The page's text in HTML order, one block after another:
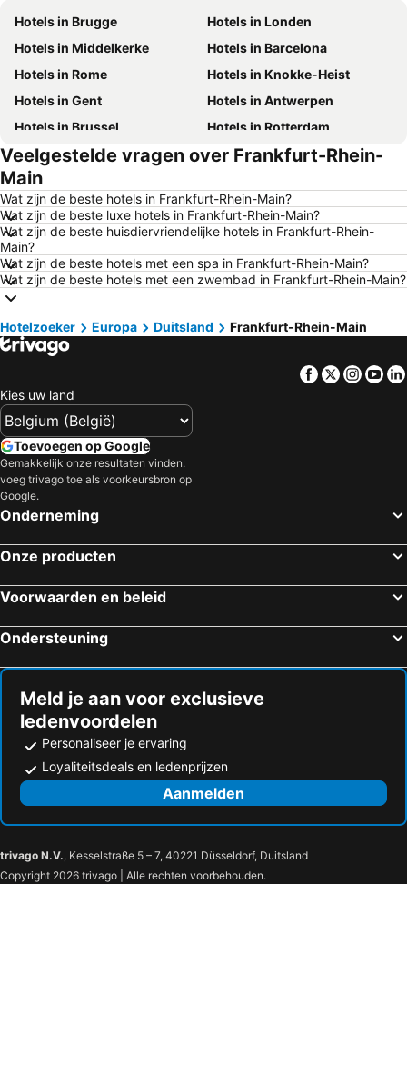
Hotels in Brugge
Hotels in Londen
Hotels in Middelkerke
Hotels in Barcelona
Hotels in Rome
Hotels in Knokke-Heist
Hotels in Gent
Hotels in Antwerpen
Hotels in Brussel
Hotels in Rotterdam
Hotels in Maastricht
Hotels in Durbuy
Hotels in Hasselt
Hotels in Boulogne-sur-Mer
Hotels in De Haan
Hotels in Le Touquet-Paris-Plage
Hotels in Duinkerke
Hotels in Málaga
Hotels in Frankrijk
Hotels in Luxemburg
Hotels in Tenerife
Hotels in Italië
Hotels in Normandië
Hotels in Griekenland
Hotels in Rhodos
Hotels in Gardameer
Hotels in Bretagne
Hotels in Sicilië
Hotels in Gran Canaria
Veelgestelde vragen over Frankfurt-Rhein-
Main
Wat zijn de beste hotels in Frankfurt-Rhein-Main?
Wat zijn de beste luxe hotels in Frankfurt-Rhein-Main?
Wat zijn de beste huisdiervriendelijke hotels in Frankfurt-Rhein-
Main?
Wat zijn de beste hotels met een spa in Frankfurt-Rhein-Main?
Wat zijn de beste hotels met een zwembad in Frankfurt-Rhein-Main?
Hotelzoeker Europa Duitsland Frankfurt-Rhein-Main
Facebook
Twitter
Kies uw land
Toevoegen op Google
Gemakkelijk onze resultaten vinden:
voeg trivago toe als voorkeursbron op
Google.
Onderneming
Onze producten
Voorwaarden en beleid
Ondersteuning
Meld je aan voor exclusieve
ledenvoordelen
Personaliseer je ervaring
Loyaliteitsdeals en ledenprijzen
Aanmelden
trivago N.V., Kesselstraße 5 – 7, 40221 Düsseldorf, Duitsland
Copyright 2026 trivago | Alle rechten voorbehouden.